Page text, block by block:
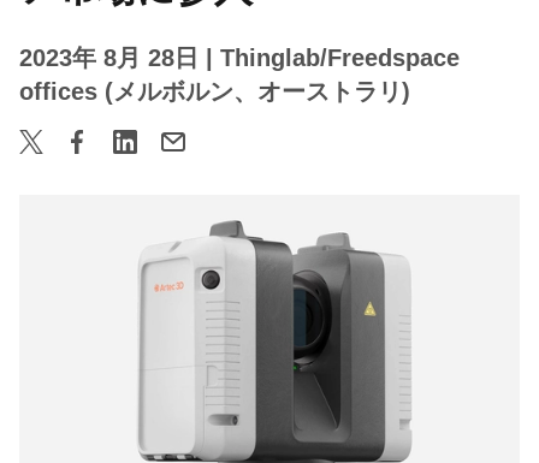
2023年 8月 28日
| Thinglab/Freedspace
offices (メルボルン、オーストラリ)